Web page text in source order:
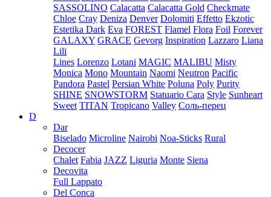
SASSOLINO Calacatta Calacatta Gold Checkmate
Chloe Cray Deniza Denver Dolomiti Effetto Ekzotic
Estetika Dark Eva FOREST Flamel Flora Foil Forever
GALAXY GRACE Gevorg Inspiration Lazzaro Liana
Lili
Lines Lorenzo Lotani MAGIC MALIBU Misty
Monica Mono Mountain Naomi Neutron Pacific
Pandora Pastel Persian White Poluna Poly Purity
SHINE SNOWSTORM Statuario Cara Style Sunheart
Sweet TITAN Tropicano Valley Соль-перец
D
Dar
Biselado Microline Nairobi Noa-Sticks Rural
Decocer
Chalet Fabia JAZZ Liguria Monte Siena
Decovita
Full Lappato
Del Conca